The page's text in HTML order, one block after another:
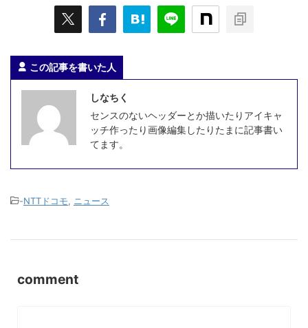
この記事を書いた人
しなちく
センスのないヘッダーとか描いたりアイキャ
ッチ作ったり画像編集したりたまに記事書い
てます。
-NTTドコモ ニュース
comment